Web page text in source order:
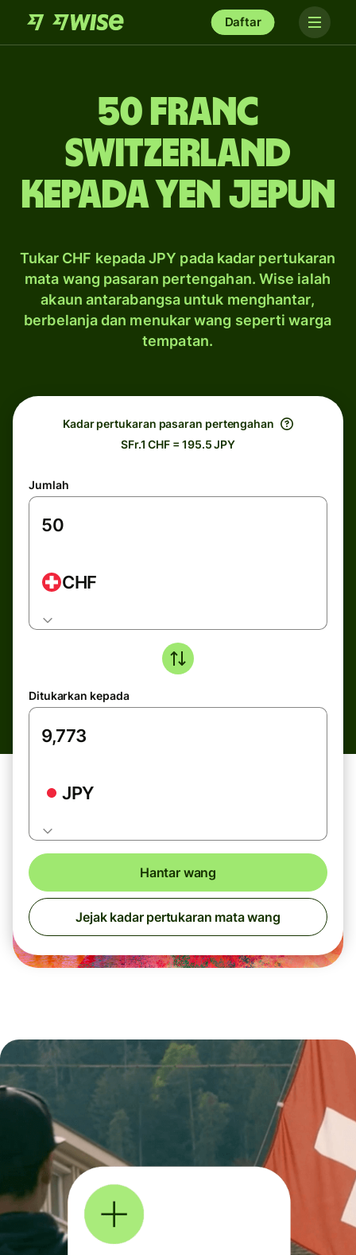
Daftar
50 franc
Switzerland
kepada yen Jepun
Tukar CHF kepada JPY pada kadar pertukaran
mata wang pasaran pertengahan. Wise ialah
akaun antarabangsa untuk menghantar,
berbelanja dan menukar wang seperti warga
tempatan.
Kadar pertukaran pasaran pertengahan
SFr.1 CHF = 195.5 JPY
Jumlah
CHF
Ditukarkan kepada
JPY
Hantar wang
Jejak kadar pertukaran mata wang